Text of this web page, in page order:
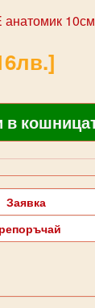
10см
Заявка